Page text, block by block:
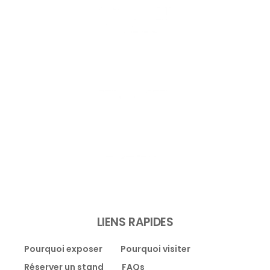
LIENS RAPIDES
Pourquoi exposer
Pourquoi visiter
Réserver un stand
FAQs